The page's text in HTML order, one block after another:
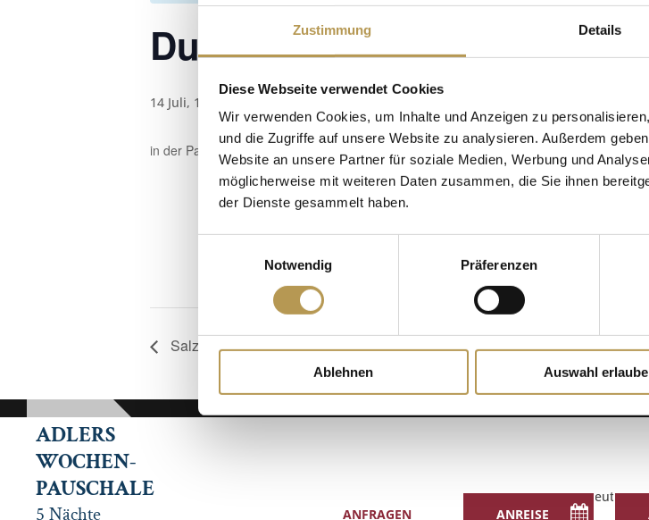
Zustimmung Details
Diese Webseite verwendet Cookies
Wir verwenden Cookies, um Inhalte und Anzeigen zu
und die Zugriffe auf unsere Website zu analysieren. Außerdem
Website an unsere Partner für soziale Medien, Werbung und
möglicherweise mit weiteren Daten zusammen, die Sie ihnen
der Dienste gesammelt haben.
Notwendig
Präferenzen
Ablehnen Auswahl
ADLERS
WOCHEN-
PAUSCHALE
5 Nächte
Duftreise – Mediterrane
14 Juli, 12:30
in der Panoramasauna
Zum Kalender hinzufügen
DETAILS
14 Juli
Salzpeeling mit Esther
Deutsch